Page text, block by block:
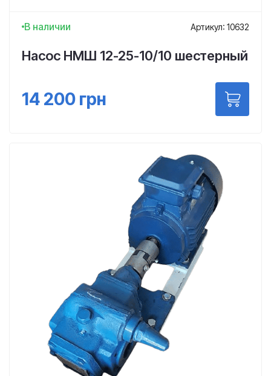
В наличии Артикул: 10632
Насос НМШ 12-25-10/10 шестерный
14 200 грн